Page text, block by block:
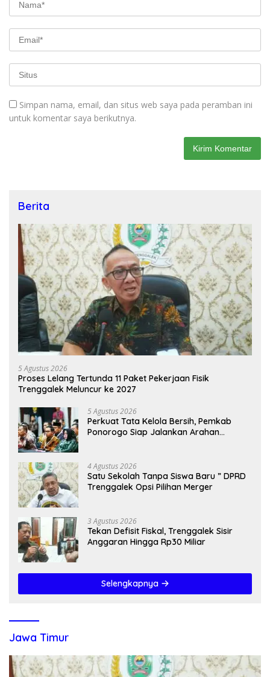
Simpan nama, email, dan situs web saya pada peramban ini
untuk komentar saya berikutnya.
Berita
5 Agustus 2026
Proses Lelang Tertunda 11 Paket Pekerjaan Fisik
Trenggalek Meluncur ke 2027
5 Agustus 2026
Perkuat Tata Kelola Bersih, Pemkab
Ponorogo Siap Jalankan Arahan
4 Agustus 2026
Satu Sekolah Tanpa Siswa Baru ” DPRD
Trenggalek Opsi Pilihan Merger
3 Agustus 2026
Tekan Defisit Fiskal, Trenggalek Sisir
Anggaran Hingga Rp30 Miliar
Selengkapnya
Jawa Timur